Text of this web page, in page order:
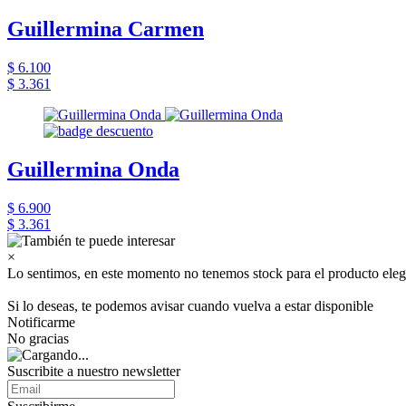
Guillermina Carmen
$ 6.100
$ 3.361
Guillermina Onda
$ 6.900
$ 3.361
×
Lo sentimos, en este momento no tenemos stock para el producto
Si lo deseas, te podemos avisar cuando vuelva a estar disponible
Notificarme
No gracias
Suscribite a nuestro newsletter